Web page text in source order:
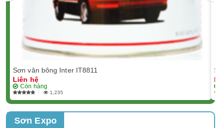
Sơn vân bông Inter IT8811
Liên hệ
Còn hàng
1,235
Sơn Expo